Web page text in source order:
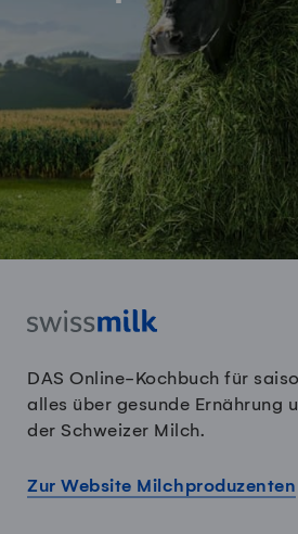
DAS Online-Kochbuch für
alles über gesunde Ernährung
der Schweizer Milch.
Zur Website Milchproduzenten